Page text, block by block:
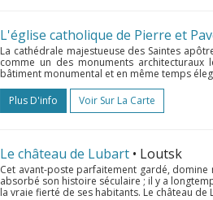
L'église catholique de Pierre et
La cathédrale majestueuse des Saintes
comme un des monuments
bâtiment monumental et en même temps
Plus D'info
Voir Sur La Carte
Le château de Lubart • Loutsk
Cet avant-poste parfaitement gardé,
absorbé son histoire séculaire ; il y a
la vraie fierté de ses habitants. Le château